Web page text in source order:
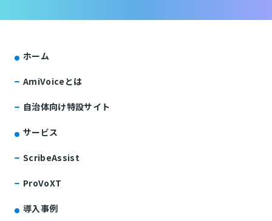
ホーム
AmiVoiceとは
自治体向け特設サイト
サービス
ScribeAssist
ProVoXT
導入事例